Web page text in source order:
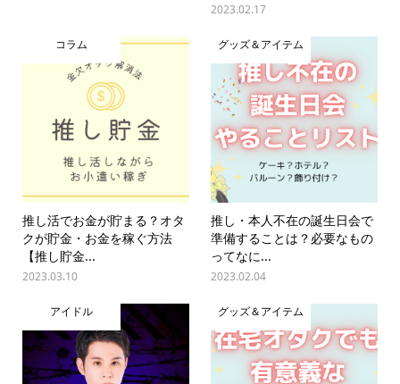
2023.02.17
コラム
推し活でお金が貯まる？オタ
クが貯金・お金を稼ぐ方法
【推し貯金...
2023.03.10
グッズ＆アイテム
推し・本人不在の誕生日会で
準備することは？必要なもの
ってなに...
2023.02.04
アイドル グッズ＆アイテム